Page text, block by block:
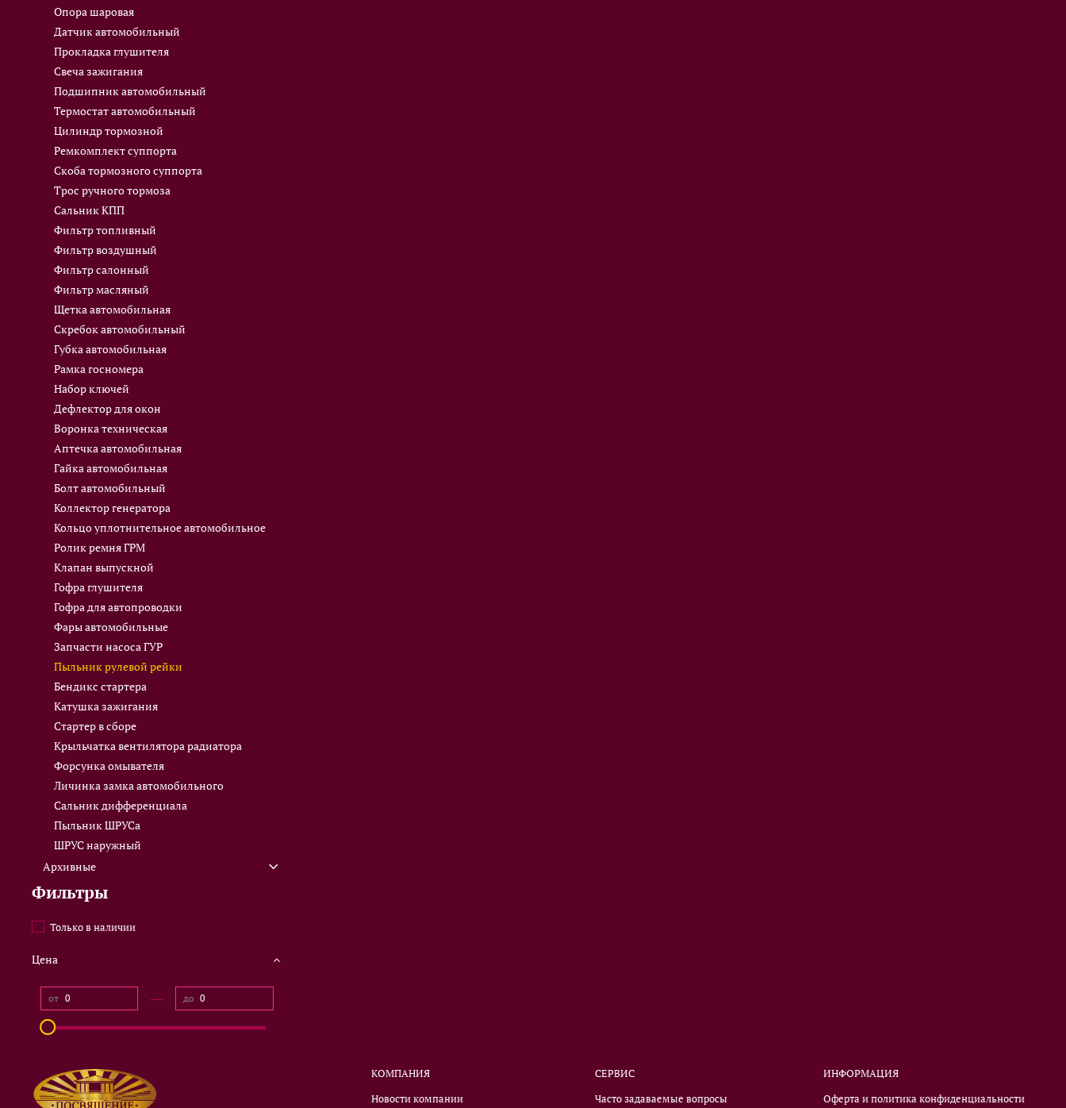
Опора шаровая
Датчик автомобильный
Прокладка глушителя
Свеча зажигания
Подшипник автомобильный
Термостат автомобильный
Цилиндр тормозной
Ремкомплект суппорта
Скоба тормозного суппорта
Трос ручного тормоза
Сальник КПП
Фильтр топливный
Фильтр воздушный
Фильтр салонный
Фильтр масляный
Щетка автомобильная
Скребок автомобильный
Губка автомобильная
Рамка госномера
Набор ключей
Дефлектор для окон
Воронка техническая
Аптечка автомобильная
Гайка автомобильная
Болт автомобильный
Коллектор генератора
Кольцо уплотнительное автомобильное
Ролик ремня ГРМ
Клапан выпускной
Гофра глушителя
Гофра для автопроводки
Фары автомобильные
Запчасти насоса ГУР
Пыльник рулевой рейки
Бендикс стартера
Катушка зажигания
Стартер в сборе
Крыльчатка вентилятора радиатора
Форсунка омывателя
Личинка замка автомобильного
Сальник дифференциала
Пыльник ШРУСа
ШРУС наружный
Архивные
Фильтры
Только в наличии
Цена
от — до
КОМПАНИЯ
Новости компании
СЕРВИС
Часто задаваемые вопросы
ИНФОРМАЦИЯ
Оферта и политика конфиденциальности